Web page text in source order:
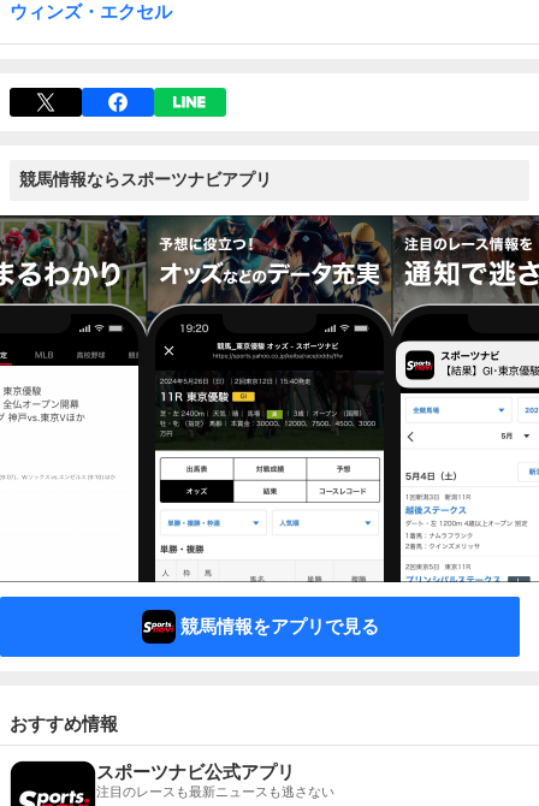
ウィンズ・エクセル
競馬情報ならスポーツナビアプリ
競馬情報をアプリで見る
おすすめ情報
スポーツナビ公式アプリ
注目のレースも最新ニュースも逃さない